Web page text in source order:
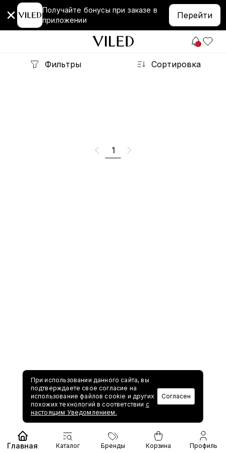
Получайте бонусы при заказе в
приложении
Перейти
Фильтры Сортировка
1
При использовании данного сайта, вы
подтверждаете свое согласие на
использование файлов cookie и других
похожих технологий в соответствии с
настоящим Уведомлением.
Согласен
Главная Каталог Бренды Корзина Профиль